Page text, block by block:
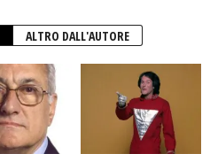
ALTRO DALL'AUTORE